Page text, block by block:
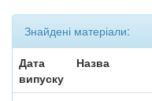
Знайдені матеріали:
Дата
випуску
Назва